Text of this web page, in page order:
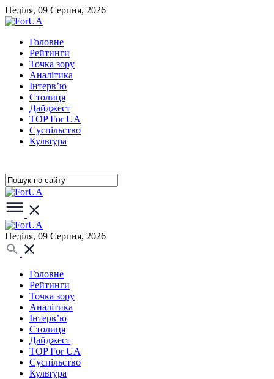
Неділя, 09 Серпня, 2026
Головне
Рейтинги
Точка зору
Аналітика
Інтерв’ю
Столиця
Дайджест
TOP For UA
Суспiльство
Культура
Неділя, 09 Серпня, 2026
Головне
Рейтинги
Точка зору
Аналітика
Інтерв’ю
Столиця
Дайджест
TOP For UA
Суспiльство
Культура